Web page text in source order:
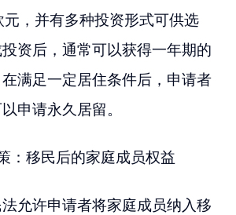
，并有多种投资形式可供选
资后，通常可以获得一年期的
满足一定居住条件后，申请者
申请永久居留。
：移民后的家庭成员权益
允许申请者将家庭成员纳入移